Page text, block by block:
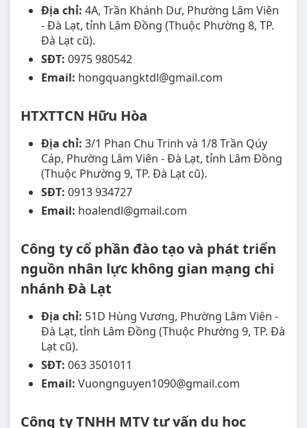
Địa chỉ: 4A, Trần Khánh Dư, Phường Lâm Viên
- Đà Lạt, tỉnh Lâm Đồng (Thuộc Phường 8, TP.
Đà Lạt cũ).
SĐT: 0975 980542
Email: hongquangktdl@gmail.com
HTXTTCN Hữu Hòa
Địa chỉ: 3/1 Phan Chu Trinh và 1/8 Trần Qúy
Cáp, Phường Lâm Viên - Đà Lạt, tỉnh Lâm Đồng
(Thuộc Phường 9, TP. Đà Lạt cũ).
SĐT: 0913 934727
Email: hoalendl@gmail.com
Công ty cổ phần đào tạo và phát triển
nguồn nhân lực không gian mạng chi
nhánh Đà Lạt
Địa chỉ: 51D Hùng Vương, Phường Lâm Viên -
Đà Lạt, tỉnh Lâm Đồng (Thuộc Phường 9, TP. Đà
Lạt cũ).
SĐT: 063 3501011
Email: Vuongnguyen1090@gmail.com
Công ty TNHH MTV tư vấn du học